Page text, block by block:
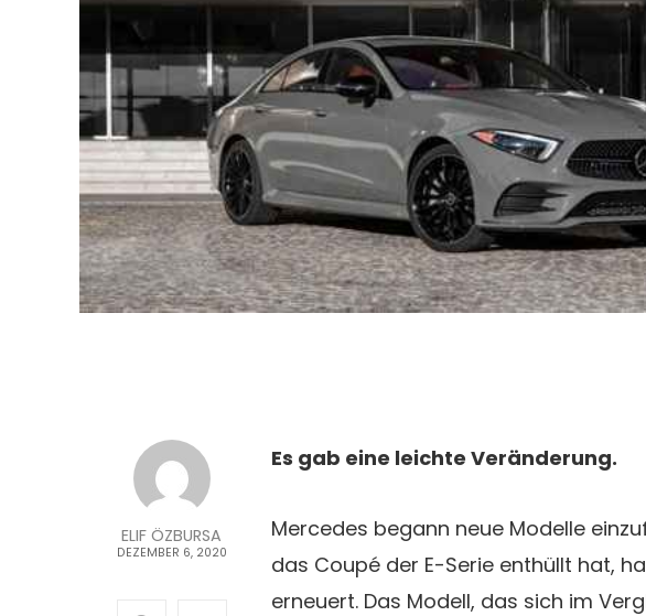
ELIF ÖZBURSA
DEZEMBER 6, 2020
Es gab eine leichte Veränderung.
Mercedes begann neue Modelle
das Coupé der E-Serie enthüllt hat,
erneuert. Das Modell, das sich im